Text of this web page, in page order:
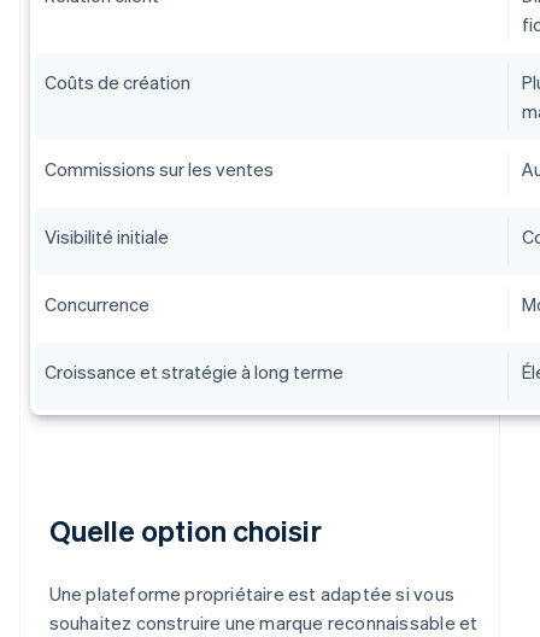
Coûts de création
Commissions sur les ventes
Visibilité initiale
Concurrence
Croissance et stratégie à long terme
Quelle option choisir
Une plateforme propriétaire est adaptée si vous
souhaitez construire une marque reconnaissable et